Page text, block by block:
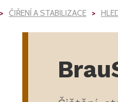
ČIŘENÍ A STABILIZACE